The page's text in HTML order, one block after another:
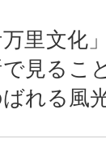
里文化
見るこ
れる風